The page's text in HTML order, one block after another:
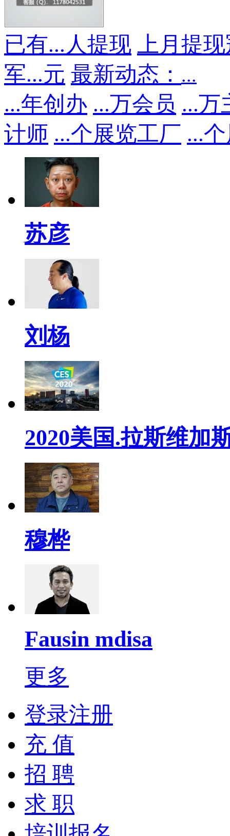
已有... 人提现
上月提
军...元 最新动态： ...
...年创办 ...万会员 ...万
计师 ...个展览工厂 ...
苏彦
刘杨
2020美国.拉斯维加
穆桦
Fausin mdisa
更多
登录注册
充 值
招 聘
求 职